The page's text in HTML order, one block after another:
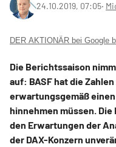
24.10.2019, 07:05‧
DER AKTIONÄR bei Google
Die Berichtssaison
auf: BASF hat die
erwartungsgemäß
hinnehmen müssen.
den Erwartungen der
der DAX-Konzern